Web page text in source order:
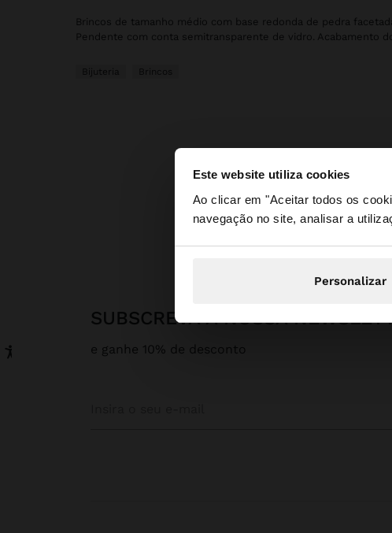
Este website utiliza cookies
Ao clicar em "Aceitar todos os
navegação no site, analisar a
Personalizar
olá
Está a aceder ao site a
Brincos de tamanho médio com base redonda de pedra
Pendente com conta semitransparente de vidro. Acabamento
Bijuteria Brincos
SUBSCREVA A NOSSA
e ganhe 10% de desconto